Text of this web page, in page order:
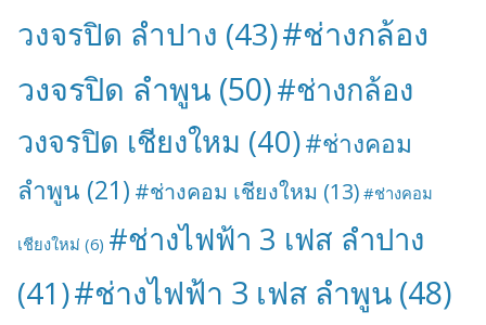
วงจรปิด ลำปาง (43)#ช่างกล้อง
วงจรปิด ลำพูน (50)#ช่างกล้อง
วงจรปิด เชียงใหม (40)#ช่างคอม
ลำพูน (21) #ช่างคอม เชียงใหม (13) #ช่างคอม
เชียงใหม่ (6) #ช่างไฟฟ้า 3 เฟส ลำปาง
(41)#ช่างไฟฟ้า 3 เฟส ลำพูน (48)